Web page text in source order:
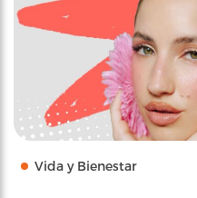
Vida y Bienestar